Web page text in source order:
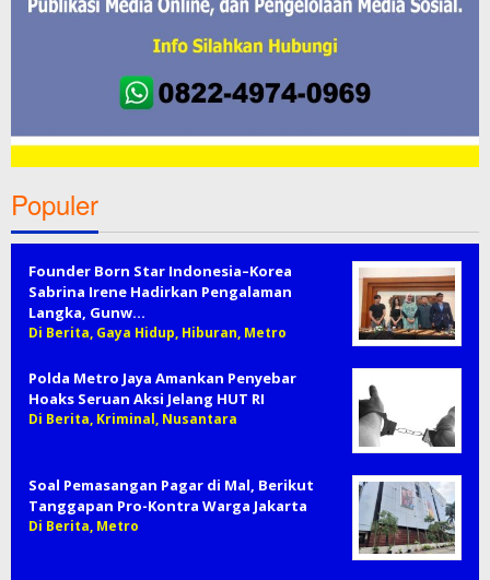
Populer
Founder Born Star Indonesia–Korea
Sabrina Irene Hadirkan Pengalaman
Langka, Gunw…
Di Berita, Gaya Hidup, Hiburan, Metro
Polda Metro Jaya Amankan Penyebar
Hoaks Seruan Aksi Jelang HUT RI
Di Berita, Kriminal, Nusantara
Soal Pemasangan Pagar di Mal, Berikut
Tanggapan Pro-Kontra Warga Jakarta
Di Berita, Metro